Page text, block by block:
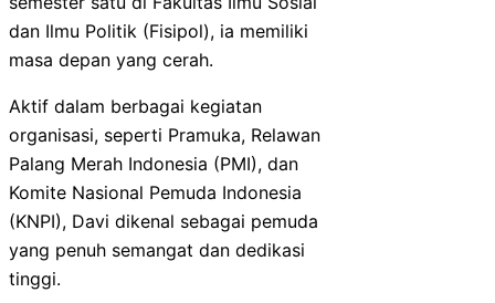
dan Ilmu Politik (Fisipol), ia memiliki
masa depan yang cerah.
Aktif dalam berbagai kegiatan
organisasi, seperti Pramuka, Relawan
Palang Merah Indonesia (PMI), dan
Komite Nasional Pemuda Indonesia
(KNPI), Davi dikenal sebagai pemuda
yang penuh semangat dan dedikasi
tinggi.